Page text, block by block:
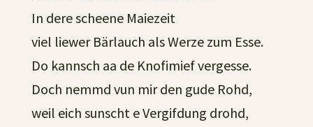
In dere scheene Maiezeit
viel liewer Bärlauch als Werze zum Esse.
Do kannsch aa de Knofimief vergesse.
Doch nemmd vun mir den gude Rohd,
weil eich sunscht e Vergifdung drohd,